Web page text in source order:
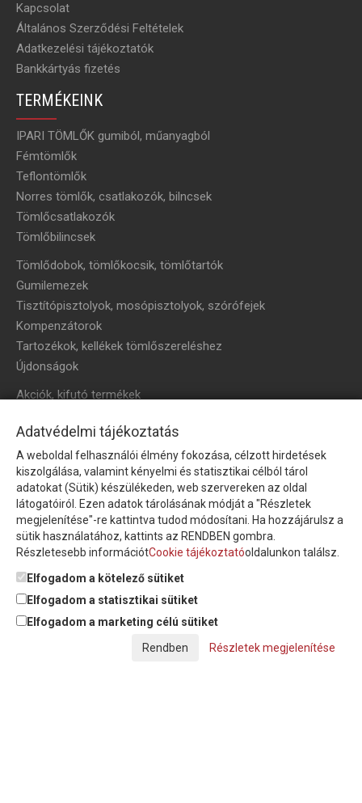
Kapcsolat
Általános Szerződési Feltételek
Adatkezelési tájékoztatók
Bankkártyás fizetés
TERMÉKEINK
IPARI TÖMLŐK gumiból, műanyagból
Fémtömlők
Teflontömlők
Norres tömlők, csatlakozók, bilncsek
Tömlőcsatlakozók
Tömlőbilincsek
Tömlődobok, tömlőkocsik, tömlőtartók
Gumilemezek
Tisztítópisztolyok, mosópisztolyok, szórófejek
Kompenzátorok
Tartozékok, kellékek tömlőszereléshez
Újdonságok
Akciók, kifutó termékek
HÍRLEVÉL
Íratkozzon fel hírlevelünkre!
Feliratkozom a hírlevélre és nyilatkozom, hogy azadatkezelési
tájékoztatót elolvastam, megismertem és elfogadom.
© Copyright Triász-Tömlő Kft. | Minden jog fenntartva!
Adatvédelmi tájékoztatás
A weboldal felhasználói élmény fokozása, célzott hirdetések
kiszolgálása, valamint kényelmi és statisztikai célból tárol
adatokat (Sütik) készülékeden, web szervereken az oldal
látogatóiról. Ezen adatok tárolásának módját a "Részletek
megjelenítése"-re kattintva tudod módosítani. Ha hozzájárulsz a
sütik használatához, kattints az RENDBEN gombra.
Részletesebb információtCookie tájékoztatóoldalunkon találsz.
Elfogadom a kötelező sütiket
Elfogadom a statisztikai sütiket
Elfogadom a marketing célú sütiket
Részletek megjelenítése